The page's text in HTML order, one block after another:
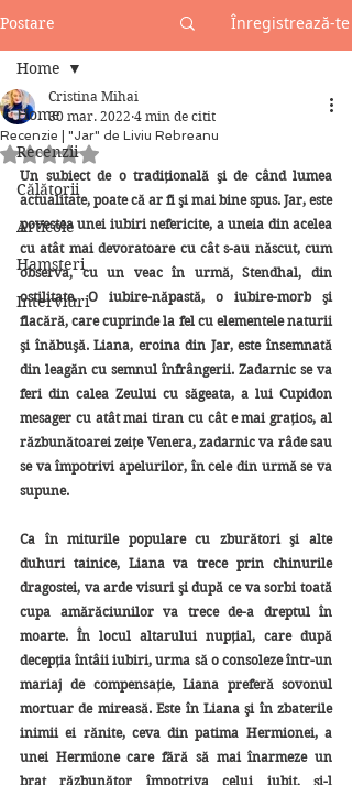
Postare Înregistrează-te
Home
Recenzii
Călătorii
Articole
Hamsteri
Interviuri
Home
Recenzie | "Jar" de Liviu Rebreanu
Cristina Mihai
30 mar. 2022 4 min de citit
Evaluat(ă) cu NaN din 5 stele.
Un subiect de o tradiţională şi de când lumea
actualitate, poate că ar fi şi mai bine spus. Jar, este
povestea unei iubiri nefericite, a uneia din acelea
cu atât mai devoratoare cu cât s-au născut, cum
observa, cu un veac în urmă, Stendhal, din
ostilitate. O iubire-năpastă, o iubire-morb şi
flacără, care cuprinde la fel cu elementele naturii
şi înăbuşă. Liana, eroina din Jar, este însemnată
din leagăn cu semnul înfrângerii. Zadarnic se va
feri din calea Zeului cu săgeata, a lui Cupidon
mesager cu atât mai tiran cu cât e mai graţios, al
răzbunătoarei zeiţe Venera, zadarnic va râde sau
se va împotrivi apelurilor, în cele din urmă se va
supune.
Ca în miturile populare cu zburători şi alte
duhuri tainice, Liana va trece prin chinurile
dragostei, va arde visuri şi după ce va sorbi toată
cupa amărăciunilor va trece de-a dreptul în
moarte. În locul altarului nupţial, care după
decepţia întâii iubiri, urma să o consoleze într-un
mariaj de compensaţie, Liana preferă sovonul
mortuar de mireasă. Este în Liana şi în zbaterile
inimii ei rănite, ceva din patima Hermionei, a
unei Hermione care fără să mai înarmeze un
braţ răzbunător împotriva celui iubit, şi-l